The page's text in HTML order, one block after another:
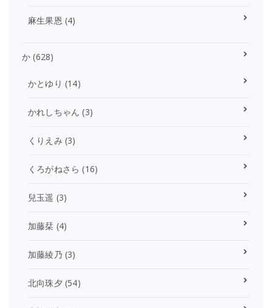
麻生果恩 (4)
か (628)
かとゆり (14)
かれしちゃん (3)
くりえみ (3)
くろがねさら (16)
兒玉遥 (3)
加藤栞 (4)
加藤綾乃 (3)
北向珠夕 (54)